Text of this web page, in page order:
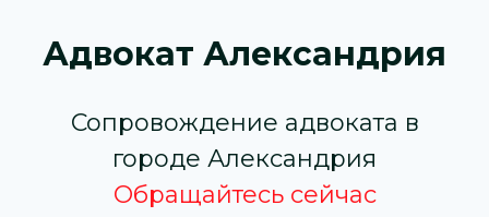
Адвокат Александрия
Сопровождение адвоката в
городе Александрия
Обращайтесь сейчас